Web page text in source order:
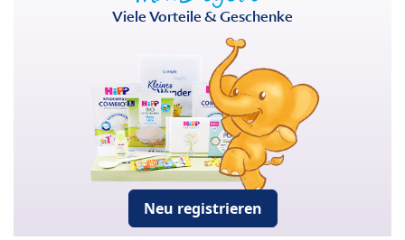
Viele Vorteile & Geschenke
Neu registrieren